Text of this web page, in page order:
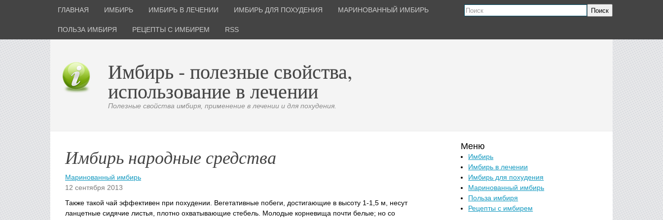
ГЛАВНАЯ ИМБИРЬ ИМБИРЬ В ЛЕЧЕНИИ ИМБИРЬ ДЛЯ ПОХУДЕНИЯ МАРИНОВАННЫЙ ИМБИРЬ
ПОЛЬЗА ИМБИРЯ РЕЦЕПТЫ С ИМБИРЕМ RSS
Поиск
Имбирь - полезные свойства,
использование в лечении
Полезные свойства имбиря, применение в лечении и для похудения.
Имбирь народные средства
Маринованный имбирь
12 сентября 2013
Также такой чай эффективен при похудении. Вегетативные побеги, достигающие в высоту 1-1,5 м, несут
ланцетные сидячие листья, плотно охватывающие стебель. Молодые корневища почти белые; но со
Меню
Имбирь
Имбирь в лечении
Имбирь для похудения
Маринованный имбирь
Польза имбиря
Рецепты с имбирем